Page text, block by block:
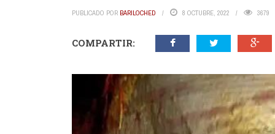
PUBLICADO POR BARILOCHED 8 OCTUBRE, 2022 3679
COMPARTIR: